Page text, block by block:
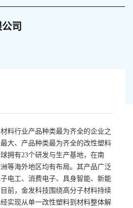
司
料行业产品种类最为齐全的企业之
大、产品种类最为齐全的改性塑料
拥有23个研发与生产基地，在南
等海外地区均有布局。其产品广泛
电工、消费电子、具身智能、新能
前，金发科技围绕高分子材料持续
实现从单一改性塑料到材料整体解